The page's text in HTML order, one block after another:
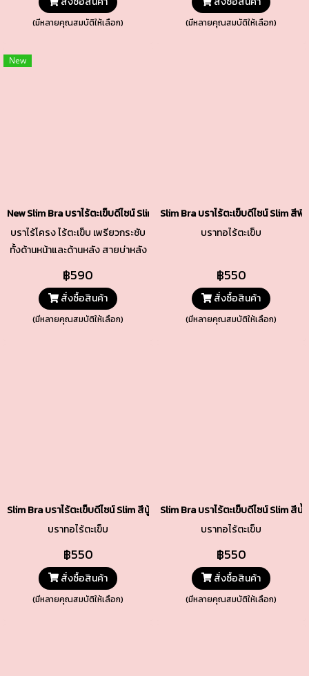
(มีหลายคุณสมบัติให้เลือก) (มีหลายคุณสมบัติให้เลือก)
New
New Slim Bra บราไร้ตะเข็บดีไซน์ Slim รหัส TBRA7N สีม่วงน้ำตาล
บราไร้โครง ไร้ตะเข็บ เพรียวกระชับ
ทั้งด้านหน้าและด้านหลัง สายบ่าหลัง
เล็กปรับระดับได้ ใส่ง่ายถอดง่าย
ด้วยตะขอหลัง พร้อมปรับได้ 3 ระดับ
฿590
สั่งซื้อสินค้า
(มีหลายคุณสมบัติให้เลือก)
Slim Bra บราไร้ตะเข็บดีไซน์ Slim สี
บราทอไร้ตะเข็บ
฿550
สั่งซื้อสินค้า
(มีหลายคุณสมบัติให้เลือก)
Slim Bra บราไร้ตะเข็บดีไซน์ Slim สีนู้ดเข้ม รหัส TSBRA7-DN
บราทอไร้ตะเข็บ
฿550
สั่งซื้อสินค้า
(มีหลายคุณสมบัติให้เลือก)
Slim Bra บราไร้ตะเข็บดีไซน์ Slim สี
บราทอไร้ตะเข็บ
฿550
สั่งซื้อสินค้า
(มีหลายคุณสมบัติให้เลือก)